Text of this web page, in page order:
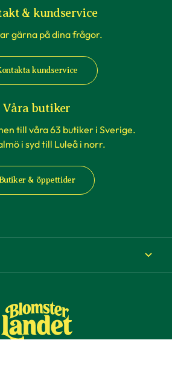
& kundservice
gärna på dina frågor.
kundservice
Våra butiker
till våra 63 butiker i Sverige.
i syd till Luleå i norr.
Butiker & öppettider